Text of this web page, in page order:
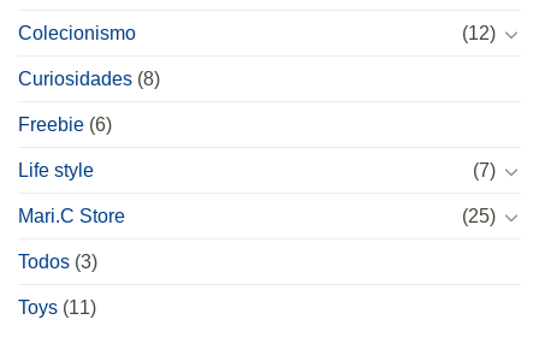
Colecionismo (12)
Curiosidades (8)
Freebie (6)
Life style (7)
Mari.C Store (25)
Todos (3)
Toys (11)